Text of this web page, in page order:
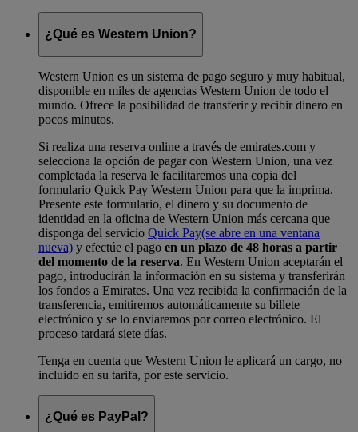
¿Qué es Western Union?
Western Union es un sistema de pago seguro y muy habitual,
disponible en miles de agencias Western Union de todo el
mundo. Ofrece la posibilidad de transferir y recibir dinero en
pocos minutos.
Si realiza una reserva online a través de emirates.com y
selecciona la opción de pagar con Western Union, una vez
completada la reserva le facilitaremos una copia del
formulario Quick Pay Western Union para que la imprima.
Presente este formulario, el dinero y su documento de
identidad en la oficina de Western Union más cercana que
disponga del servicio Quick Pay(se abre en una ventana
nueva) y efectúe el pago en un plazo de 48 horas a partir
del momento de la reserva. En Western Union aceptarán el
pago, introducirán la información en su sistema y transferirán
los fondos a Emirates. Una vez recibida la confirmación de la
transferencia, emitiremos automáticamente su billete
electrónico y se lo enviaremos por correo electrónico. El
proceso tardará siete días.
Tenga en cuenta que Western Union le aplicará un cargo, no
incluido en su tarifa, por este servicio.
¿Qué es PayPal?